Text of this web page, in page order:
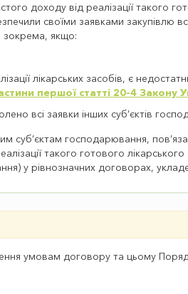
доходу від реалізації такого
своїми заявками закупівлю
зокрема, якщо:
лікарських засобів, є
першої статті 20-4 Закону
всі заявки інших суб’єктів
суб’єктам господарювання,
такого готового
у рівнозначних договорах,
умовам договору та цьому